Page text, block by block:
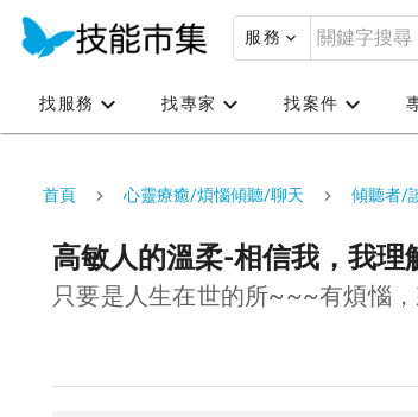
服務
找服務 找專家 找案件
首頁 心靈療癒/煩惱傾聽/聊天 傾聽者/
高敏人的溫柔-相信我，我
只要是人生在世的所~~~有煩惱